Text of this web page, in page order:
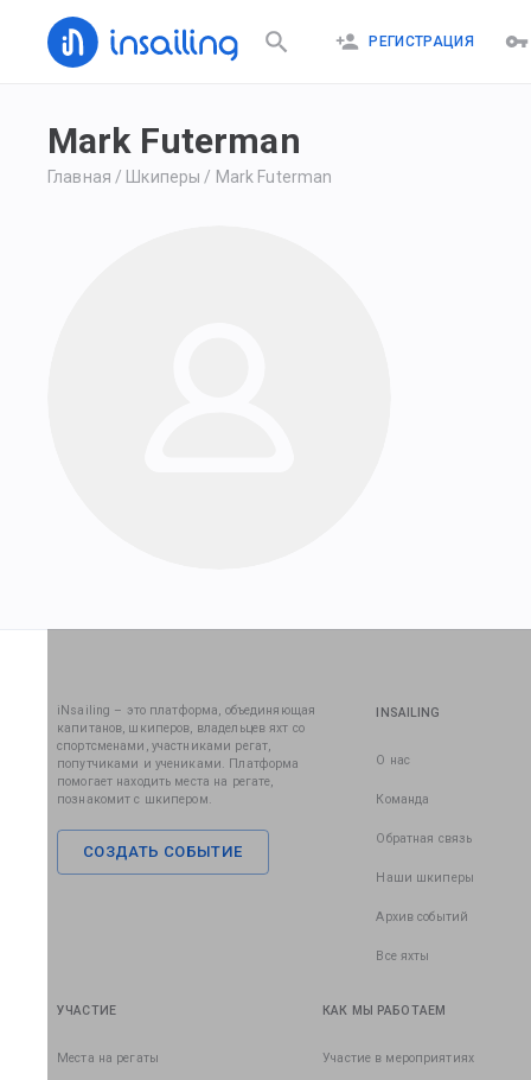
РЕГИСТРАЦИЯ
Mark Futerman
Главная / Шкиперы / Mark Futerman
iNsailing – это платформа, объединяющая
капитанов, шкиперов, владельцев яхт со
спортсменами, участниками регат,
попутчиками и учениками. Платформа
помогает находить места на регате,
познакомит с шкипером.
СОЗДАТЬ СОБЫТИЕ
INSAILING
О нас
Команда
Обратная связь
Наши шкиперы
Архив событий
Все яхты
УЧАСТИЕ
Места на регаты
КАК МЫ РАБОТАЕМ
Участие в мероприятиях